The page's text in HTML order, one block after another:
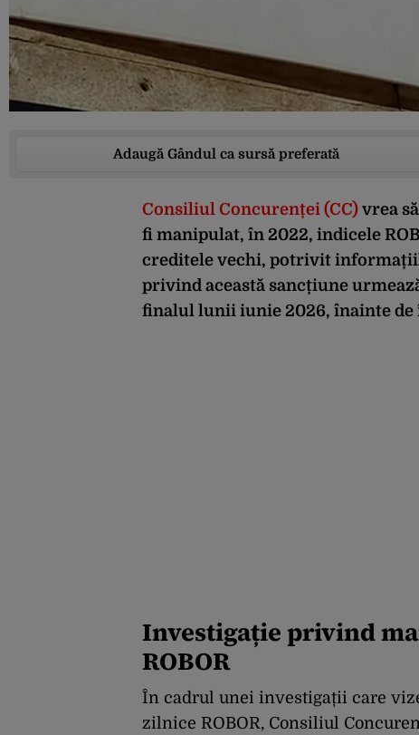
Adaugă Gândul ca sursă preferată
Consiliul Concurenței (CC) vrea
fi manipulat, în 2022, indicele
creditele vechi, potrivit
privind această sancțiune
finalul lunii iunie 2026, înainte
Investigație privind
ROBOR
În cadrul unei investigații care
zilnice ROBOR, Consiliul